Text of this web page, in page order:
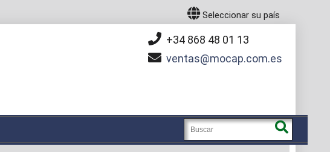
Seleccionar su país
+34 868 48 01 13
ventas
mocap.com.es